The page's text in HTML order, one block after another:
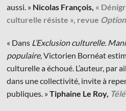
aussi. » Nicolas François, «
culturelle résiste », revue
« Dans L’Exclusion culturelle.
populaire, Victorien Bornéat
culturelle a échoué. L’auteur, par
dans une collectivité, invite à
publiques. »Tiphaine Le Roy,